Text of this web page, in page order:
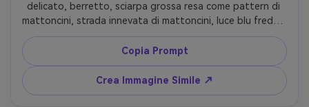
delicato, berretto, sciarpa grossa resa come pattern di
mattoncini, strada innevata di mattoncini, luce blu fredda
diurna con tocco rosa da tramonto, alito visibile come
pezzi trasparenti, inquadratura ravvicinata su viso e
sciarpa, riflessi plastici nitidi, identità mantenuta,
atmosfera invernale accogliente, obiettivo 85mm,
profondità di campo ridotta --ar 4:5
Copia Prompt
Crea Immagine Simile ↗